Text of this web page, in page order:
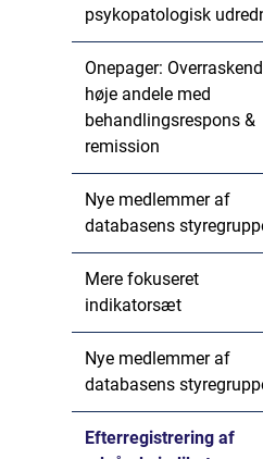
psykopatologisk
Onepager:
høje andele med
behandlingsrespons &
remission
Nye medlemmer af
databasens
Mere fokuseret
indikatorsæt
Nye medlemmer af
databasens
Efterregistrering af